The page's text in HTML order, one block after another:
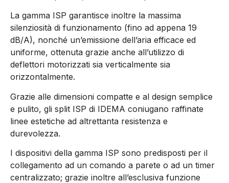
La gamma ISP garantisce inoltre la massima
silenziosità di funzionamento (fino ad appena 19
dB/A), nonché un’emissione dell’aria efficace ed
uniforme, ottenuta grazie anche all’utilizzo di
deflettori motorizzati sia verticalmente sia
orizzontalmente.
Grazie alle dimensioni compatte e al design semplice
e pulito, gli split ISP di IDEMA coniugano raffinate
linee estetiche ad altrettanta resistenza e
durevolezza.
I dispositivi della gamma ISP sono predisposti per il
collegamento ad un comando a parete o ad un timer
centralizzato; grazie inoltre all’esclusiva funzione